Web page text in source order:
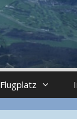
Flugplatz